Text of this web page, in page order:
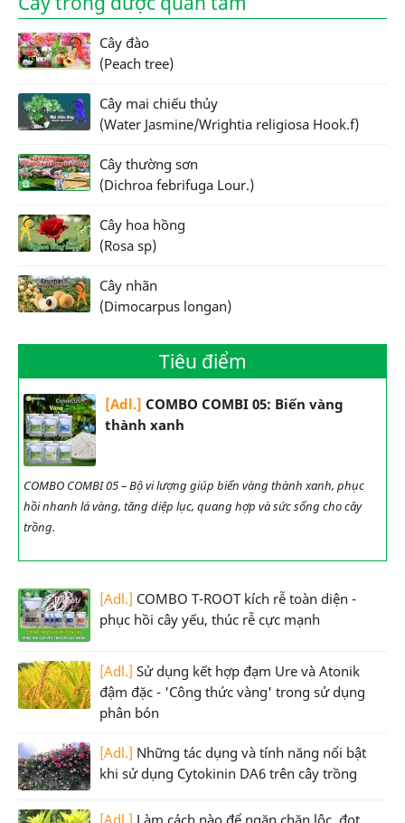
Cây đào
(Peach tree)
Cây mai chiếu thủy
(Water Jasmine/Wrightia religiosa Hook.f)
Cây thường sơn
(Dichroa febrifuga Lour.)
Cây hoa hồng
(Rosa sp)
Cây nhãn
(Dimocarpus longan)
Tiêu điểm
[Adl.] COMBO COMBI 05: Biến vàng
thành xanh
COMBO COMBI 05 – Bộ vi lượng giúp biến vàng thành xanh, phục
hồi nhanh lá vàng, tăng diệp lục, quang hợp và sức sống cho cây
trồng.
[Adl.] COMBO T-ROOT kích rễ toàn diện -
phục hồi cây yếu, thúc rễ cực mạnh
[Adl.] Sử dụng kết hợp đạm Ure và Atonik
đậm đặc - 'Công thức vàng' trong sử dụng
phân bón
[Adl.] Những tác dụng và tính năng nổi bật
khi sử dụng Cytokinin DA6 trên cây trồng
[Adl.] Làm cách nào để ngăn chặn lộc, đọt